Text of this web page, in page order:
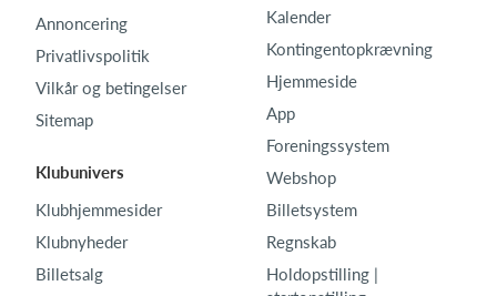
Annoncering
Privatlivspolitik
Vilkår og betingelser
Sitemap
Klubunivers
Klubhjemmesider
Klubnyheder
Billetsalg
Kalender
Kontingentopkrævning
Hjemmeside
App
Foreningssystem
Webshop
Billetsystem
Regnskab
Holdopstilling |